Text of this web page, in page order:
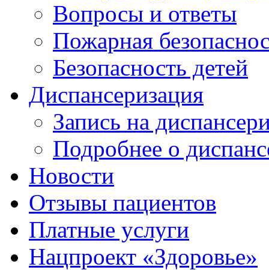
Вопросы и ответы
Пожарная
Безопасность детей
Диспансеризация
Запись на
Подробнее о
Новости
Отзывы пациентов
Платные услуги
Нацпроект «Здоровье»